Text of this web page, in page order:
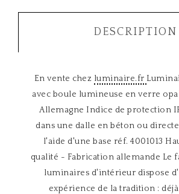
DESCRIPTION
En vente chez luminaire.fr
avec boule lumineuse en verre
Allemagne Indice de protection
dans une dalle en béton ou
l'aide d'une base réf. 4001013
qualité - Fabrication allemande Le
luminaires d'intérieur dispose
expérience de la tradition : déjà